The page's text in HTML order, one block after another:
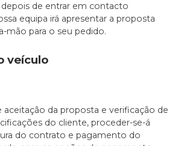
de entrar em contacto
equipa irá apresentar a proposta
mão para o seu pedido.
veículo
aceitação da proposta e verificação de
do cliente, proceder-se-á
do contrato e pagamento do